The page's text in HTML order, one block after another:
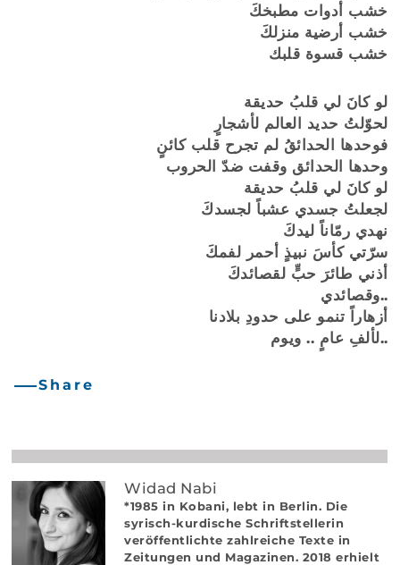
خشب أدوات مطبخكَ
خشب أرضية منزلكَ
خشب قسوة قلبك
لو كانَ لي قلبُ حديقة
لحوّلتُ حديد العالم لأشجارٍ
فوحدها الحدائقُ لم تجرح قلب كائنٍ
وحدها الحدائق وقفت ضدّ الحروب
لو كانَ لي قلبُ حديقة
لجعلتُ جسدي عشباً لجسدكَ
نهدي رمّاناً ليدكَ
سرّتي كأسَ نبيذٍ أحمر لفمكَ
أذني طائرَ حبٍّ لقصائدكَ
وقصائدي..
أزهاراً تنمو على حدودِ بلادنا
لألفِ عامٍ .. ويوم..
Share
Widad Nabi
*1985 in Kobani, lebt in Berlin. Die
syrisch-kurdische Schriftstellerin
veröffentlichte zahlreiche Texte in
Zeitungen und Magazinen. 2018 erhielt